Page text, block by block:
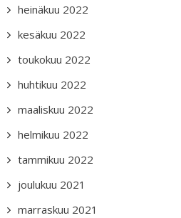
heinäkuu 2022
kesäkuu 2022
toukokuu 2022
huhtikuu 2022
maaliskuu 2022
helmikuu 2022
tammikuu 2022
joulukuu 2021
marraskuu 2021